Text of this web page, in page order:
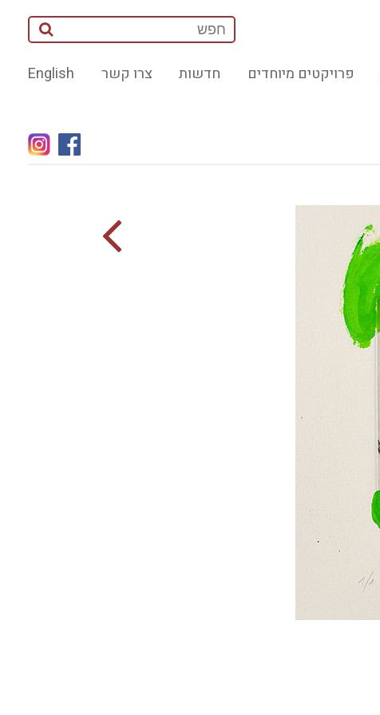
English צרו קשר חדשות פרויקטים מיוחדים